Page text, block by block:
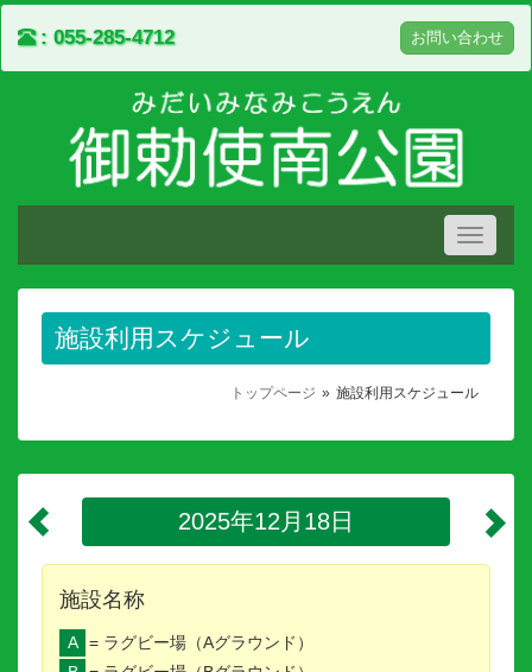
Toggle
055-285-4712 お問い合わせ
施設利用スケジュール
トップページ 施設利用スケジュール
2025年12月18日
施設名称
A = ラグビー場（Aグラウンド）